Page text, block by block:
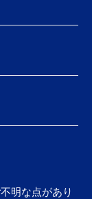
明な点があり